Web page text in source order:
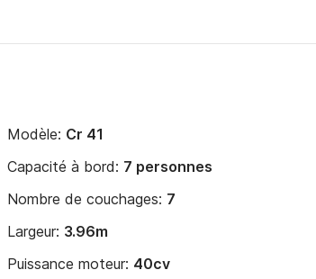
Modèle: Cr 41
Capacité à bord: 7 personnes
Nombre de couchages: 7
Largeur: 3.96m
Puissance moteur: 40cv